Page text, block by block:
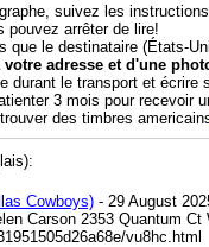
suivez les
pouvez arrêter de lire!
que le destinataire (États-
adresse et d'une
durant le transport et
3 mois pour recevoir
des timbres
Cowboys) - 29 August
Carson 2353 Quantum
vu8hc.html